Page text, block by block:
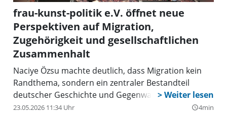
frau-kunst-politik e.V. öffnet neue
Perspektiven auf Migration,
Zugehörigkeit und gesellschaftlichen
Zusammenhalt
Naciye Özsu machte deutlich, dass Migration kein
Randthema, sondern ein zentraler Bestandteil
deutscher Geschichte und Gegenwart ist.
23.05.2026 11:34 Uhr query_builder4min